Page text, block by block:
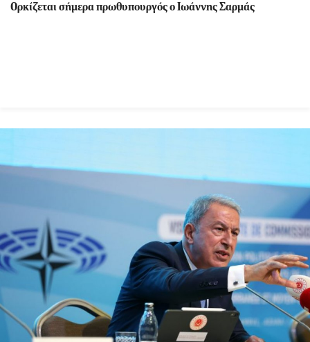
Ορκίζεται σήμερα πρωθυπουργός ο Ιωάννης Σαρμάς